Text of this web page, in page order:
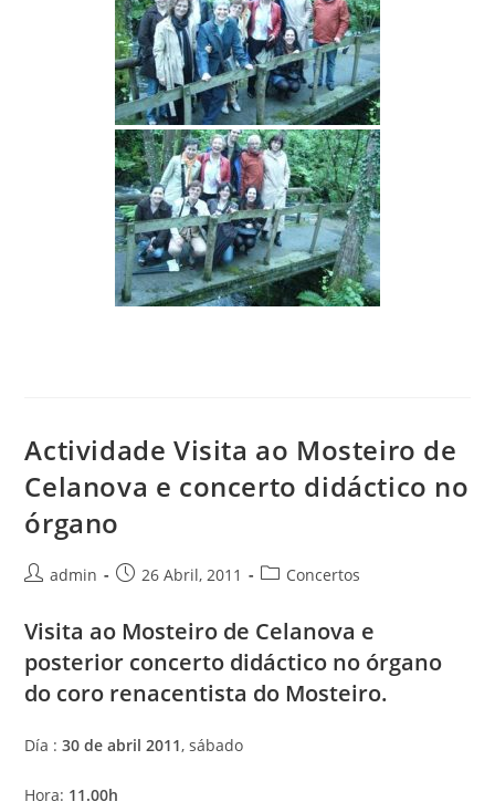
Actividade Visita ao Mosteiro de
Celanova e concerto didáctico no
órgano
Autor
entrada:
admin
Publicación
entrada:
26 Abril, 2011
Categoría
entrada:
Concertos
Visita ao Mosteiro de Celanova e
posterior concerto didáctico no órgano
do coro renacentista do Mosteiro.
Día :30 de abril 2011, sábado
Hora: 11.00h